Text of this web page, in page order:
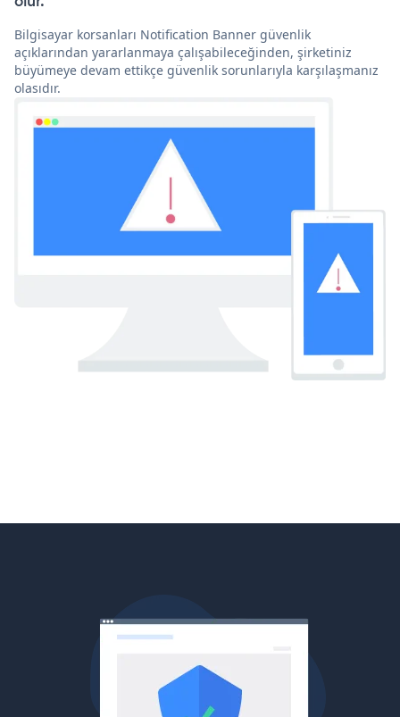
Bilgisayar korsanları Notification Banner güvenlik
açıklarından yararlanmaya çalışabileceğinden, şirketiniz
büyümeye devam ettikçe güvenlik sorunlarıyla karşılaşmanız
olasıdır.